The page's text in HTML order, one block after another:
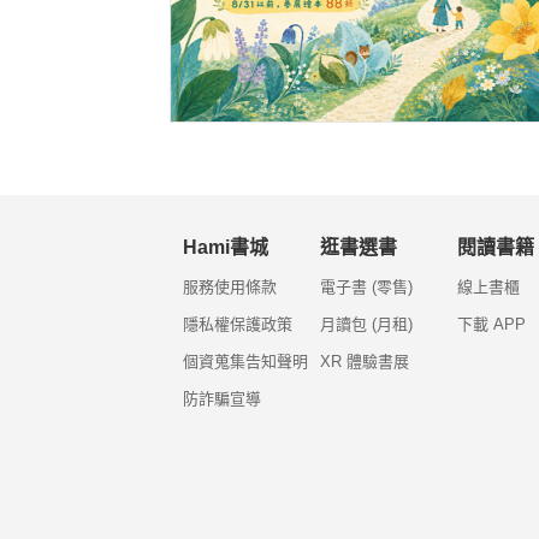
Hami書城
服務使用條款
隱私權保護政策
個資蒐集告知聲明
防詐騙宣導
逛書選書
電子書 (零售)
月讀包 (月租)
XR 體驗書展
閱讀書籍
線上書櫃
下載 APP